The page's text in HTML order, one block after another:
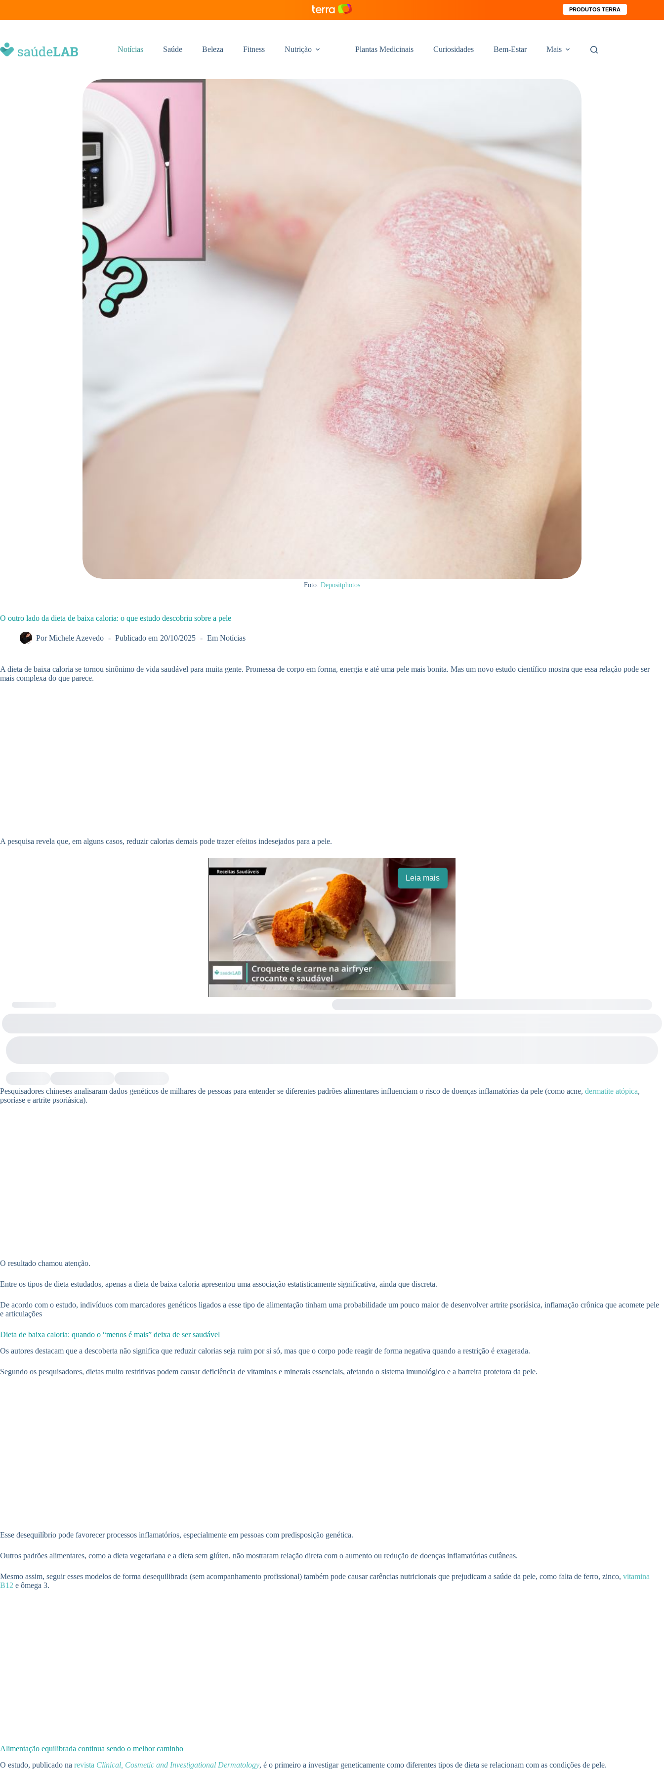
PRODUTOS TERRA
Notícias Saúde Beleza Fitness Nutrição Plantas Medicinais Curiosidades Bem-Estar Mais
Foto: Depositphotos
O outro lado da dieta de baixa caloria: o que estudo descobriu sobre a pele
Por Michele Azevedo Publicado em 20/10/2025 Em Notícias
A dieta de baixa caloria se tornou sinônimo de vida saudável para muita gente. Promessa de corpo em forma, energia e até uma pele mais bonita. Mas um novo estudo científico mostra que essa relação pode ser
mais complexa do que parece.
A pesquisa revela que, em alguns casos, reduzir calorias demais pode trazer efeitos indesejados para a pele.
Leia mais
Pesquisadores chineses analisaram dados genéticos de milhares de pessoas para entender se diferentes padrões alimentares influenciam o risco de doenças inflamatórias da pele (como acne, dermatite atópica,
psoríase e artrite psoriásica).
O resultado chamou atenção.
Entre os tipos de dieta estudados, apenas a dieta de baixa caloria apresentou uma associação estatisticamente significativa, ainda que discreta.
De acordo com o estudo, indivíduos com marcadores genéticos ligados a esse tipo de alimentação tinham uma probabilidade um pouco maior de desenvolver artrite psoriásica, inflamação crônica que acomete pele
e articulações
Dieta de baixa caloria: quando o “menos é mais” deixa de ser saudável
Os autores destacam que a descoberta não significa que reduzir calorias seja ruim por si só, mas que o corpo pode reagir de forma negativa quando a restrição é exagerada.
Segundo os pesquisadores, dietas muito restritivas podem causar deficiência de vitaminas e minerais essenciais, afetando o sistema imunológico e a barreira protetora da pele.
Esse desequilíbrio pode favorecer processos inflamatórios, especialmente em pessoas com predisposição genética.
Outros padrões alimentares, como a dieta vegetariana e a dieta sem glúten, não mostraram relação direta com o aumento ou redução de doenças inflamatórias cutâneas.
Mesmo assim, seguir esses modelos de forma desequilibrada (sem acompanhamento profissional) também pode causar carências nutricionais que prejudicam a saúde da pele, como falta de ferro, zinco, vitamina
B12 e ômega 3.
Alimentação equilibrada continua sendo o melhor caminho
O estudo, publicado na revista Clinical, Cosmetic and Investigational Dermatology, é o primeiro a investigar geneticamente como diferentes tipos de dieta se relacionam com as condições de pele.